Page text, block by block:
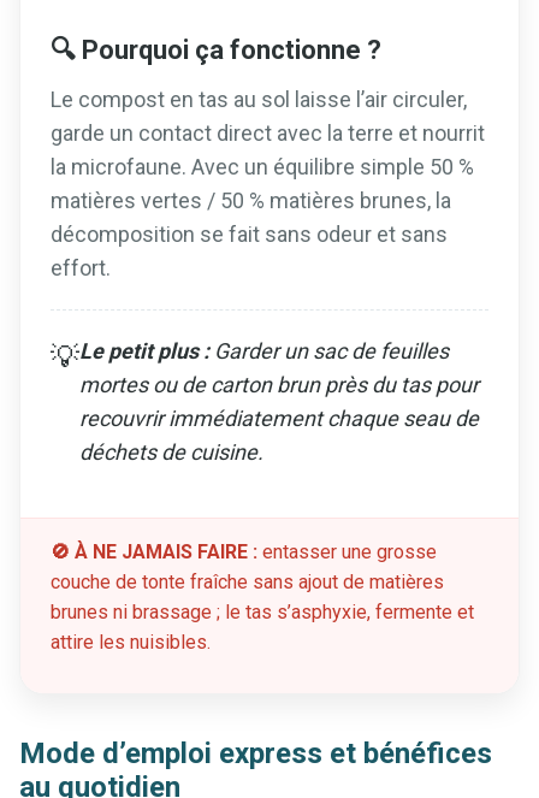
🔍 Pourquoi ça fonctionne ?
Le compost en tas au sol laisse l’air circuler,
garde un contact direct avec la terre et nourrit
la microfaune. Avec un équilibre simple 50 %
matières vertes / 50 % matières brunes, la
décomposition se fait sans odeur et sans
effort.
💡Le petit plus :Garder un sac de feuilles
mortes ou de carton brun près du tas pour
recouvrir immédiatement chaque seau de
déchets de cuisine.
🚫 À NE JAMAIS FAIRE : entasser une grosse
couche de tonte fraîche sans ajout de matières
brunes ni brassage ; le tas s’asphyxie, fermente et
attire les nuisibles.
Mode d’emploi express et bénéfices
au quotidien